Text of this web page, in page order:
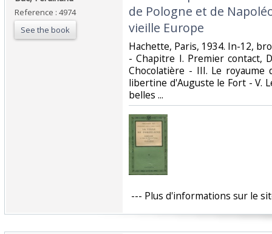
Reference : 4974
See the book
de Pologne et de
vieille Europe‎
‎Hachette, Paris, 1934. In-12,
- Chapitre I. Premier contact,
Chocolatière - III. Le royaume
libertine d'Auguste le Fort - V.
belles ...‎
--- Plus d'informations sur le